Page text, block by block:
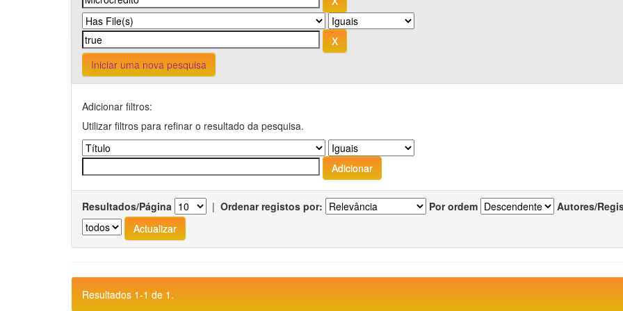
Iniciar uma nova pesquisa
Adicionar filtros:
Utilizar filtros para refinar o resultado da pesquisa.
Resultados/Página | Ordenar registos por: Por ordem Autores/
Resultados 1-1 de 1.